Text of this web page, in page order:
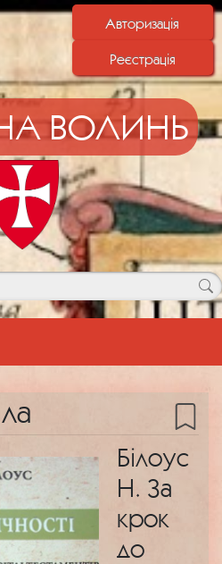
Авторизація
Реєстрація
ВОЛИНЬ
Білоус
Н. За
крок
до